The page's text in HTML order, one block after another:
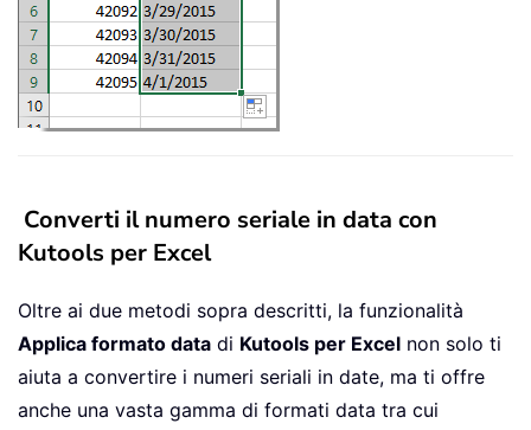
Converti il numero seriale in data con
Kutools per Excel
Oltre ai due metodi sopra descritti, la funzionalità
Applica formato data di Kutools per Excel non solo ti
aiuta a convertire i numeri seriali in date, ma ti offre
anche una vasta gamma di formati data tra cui